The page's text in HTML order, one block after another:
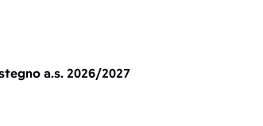
a.s. 2026/2027